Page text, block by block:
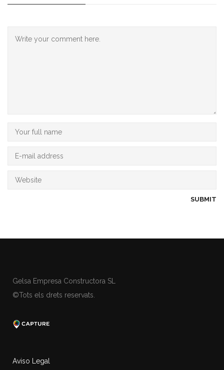
Gelsa Empresa Constructora SL
©Tots els drets reservats.
Aviso Legal